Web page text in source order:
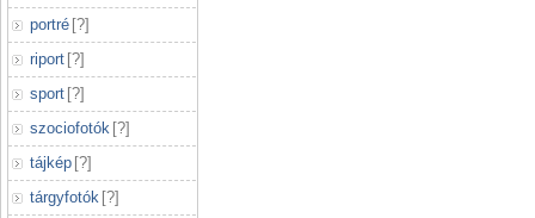
portré [?]
riport [?]
sport [?]
szociofotók [?]
tájkép [?]
tárgyfotók [?]